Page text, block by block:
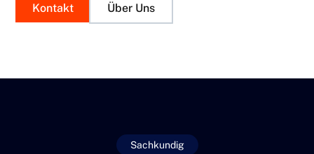
Kontakt
Über Uns
Sachkundig